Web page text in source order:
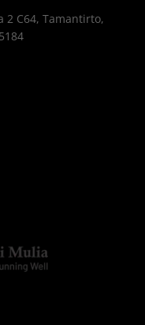
2 C64, Tamantirto,